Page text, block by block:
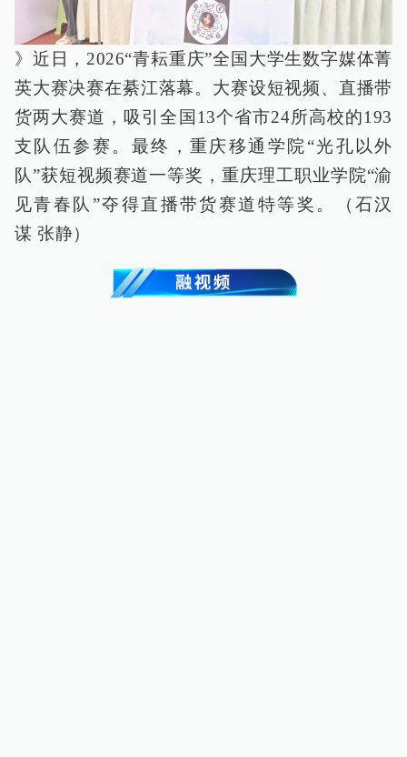
》近日，2026“青耘重庆”全国大学生数字媒体菁
英大赛决赛在綦江落幕。大赛设短视频、直播带
货两大赛道，吸引全国13个省市24所高校的193
支队伍参赛。最终，重庆移通学院“光孔以外
队”获短视频赛道一等奖，重庆理工职业学院“渝
见青春队”夺得直播带货赛道特等奖。（石汉
谋 张静）